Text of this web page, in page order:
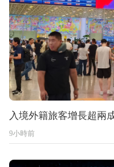
入境外籍旅客增長超
9小時前